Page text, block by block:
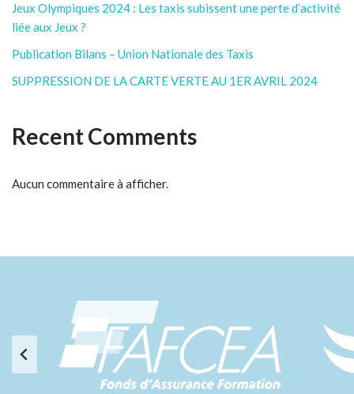
Jeux Olympiques 2024 : Les taxis subissent une perte d’activité
liée aux Jeux ?
Publication Bilans – Union Nationale des Taxis
SUPPRESSION DE LA CARTE VERTE AU 1ER AVRIL 2024
Recent Comments
Aucun commentaire à afficher.